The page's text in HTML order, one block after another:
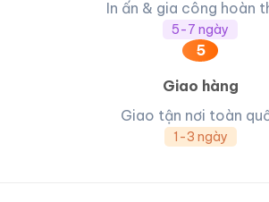
In ấn & gia công hoàn
5-7 ngày
5
Giao hàng
Giao tận nơi toàn
1-3 ngày